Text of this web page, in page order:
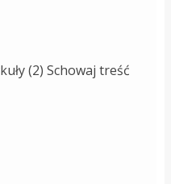
(2) Schowaj treść